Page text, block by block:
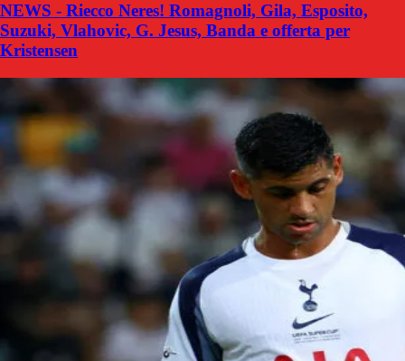
NEWS - Riecco Neres! Romagnoli, Gila, Esposito,
Suzuki, Vlahovic, G. Jesus, Banda e offerta per
Kristensen